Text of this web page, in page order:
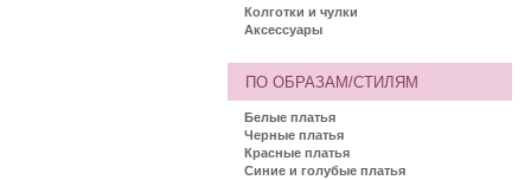
Колготки и чулки
Аксессуары
ПО ОБРАЗАМ/СТИЛЯМ
Белые платья
Черные платья
Красные платья
Синие и голубые платья